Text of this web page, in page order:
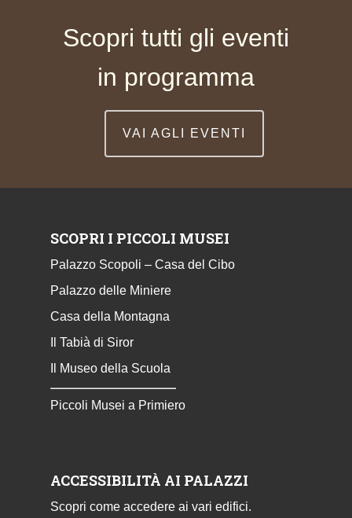
Scopri tutti gli eventi
in programma
VAI AGLI EVENTI
SCOPRI I PICCOLI MUSEI
Palazzo Scopoli – Casa del Cibo
Palazzo delle Miniere
Casa della Montagna
Il Tabià di Siror
Il Museo della Scuola
Piccoli Musei a Primiero
ACCESSIBILITÀ AI PALAZZI
Scopri come accedere ai vari edifici.